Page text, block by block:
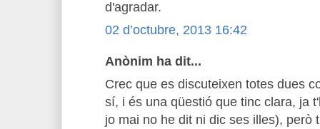
d'agradar.
02 d’octubre, 2013 16:42
Anònim ha dit...
Crec que es discuteixen totes dues
sí, i és una qüestió que tinc clara, ja
jo mai no he dit ni dic ses illes), però